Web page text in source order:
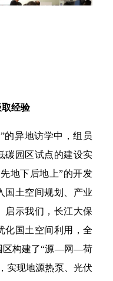
经验
的异地访学中，组员
碳园区试点的建设实
地下后地上”的开发
国土空间规划、产业
启示我们，长江大保
化国土空间利用，全
区构建了“源—网—荷
实现地源热泵、光伏